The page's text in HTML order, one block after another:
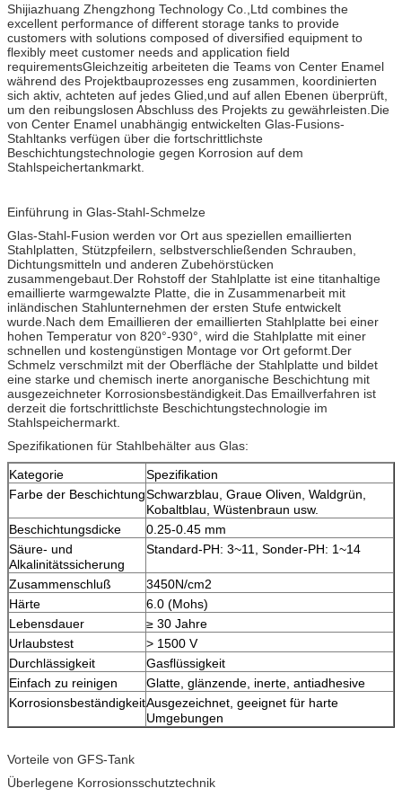
Shijiazhuang Zhengzhong Technology Co.,Ltd combines the
excellent performance of different storage tanks to provide
customers with solutions composed of diversified equipment to
flexibly meet customer needs and application field
requirementsGleichzeitig arbeiteten die Teams von Center Enamel
während des Projektbauprozesses eng zusammen, koordinierten
sich aktiv, achteten auf jedes Glied,und auf allen Ebenen überprüft,
um den reibungslosen Abschluss des Projekts zu gewährleisten.Die
von Center Enamel unabhängig entwickelten Glas-Fusions-
Stahltanks verfügen über die fortschrittlichste
Beschichtungstechnologie gegen Korrosion auf dem
Stahlspeichertankmarkt.
Einführung in Glas-Stahl-Schmelze
Glas-Stahl-Fusion werden vor Ort aus speziellen emaillierten
Stahlplatten, Stützpfeilern, selbstverschließenden Schrauben,
Dichtungsmitteln und anderen Zubehörstücken
zusammengebaut.Der Rohstoff der Stahlplatte ist eine titanhaltige
emaillierte warmgewalzte Platte, die in Zusammenarbeit mit
inländischen Stahlunternehmen der ersten Stufe entwickelt
wurde.Nach dem Emaillieren der emaillierten Stahlplatte bei einer
hohen Temperatur von 820°-930°, wird die Stahlplatte mit einer
schnellen und kostengünstigen Montage vor Ort geformt.Der
Schmelz verschmilzt mit der Oberfläche der Stahlplatte und bildet
eine starke und chemisch inerte anorganische Beschichtung mit
ausgezeichneter Korrosionsbeständigkeit.Das Emaillverfahren ist
derzeit die fortschrittlichste Beschichtungstechnologie im
Stahlspeichermarkt.
Spezifikationen für Stahlbehälter aus Glas:
Kategorie
Spezifikation
Farbe der BeschichtungSchwarzblau, Graue Oliven, Waldgrün,
Kobaltblau, Wüstenbraun usw.
Beschichtungsdicke
0.25-0.45 mm
Säure- und
Alkalinitätssicherung
Standard-PH: 3~11, Sonder-PH: 1~14
Zusammenschluß
3450N/cm2
Härte
6.0 (Mohs)
Lebensdauer
≥ 30 Jahre
Urlaubstest
> 1500 V
Durchlässigkeit
Gasflüssigkeit
Einfach zu reinigen
Glatte, glänzende, inerte, antiadhesive
KorrosionsbeständigkeitAusgezeichnet, geeignet für harte
Umgebungen
Vorteile von GFS-Tank
Überlegene Korrosionsschutztechnik